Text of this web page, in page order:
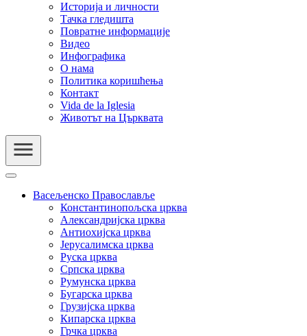
Историја и личности
Тачка гледишта
Повратне информације
Видео
Инфографика
О нама
Политика коришћења
Контакт
Vida de la Iglesia
Животът на Църквата
Васељенско Православље
Константинопољска црква
Александријска црква
Антиохијска црква
Јерусалимска црква
Руска црква
Српска црква
Румунска црква
Бугарска црква
Грузијска црква
Кипарска црква
Грчка црква